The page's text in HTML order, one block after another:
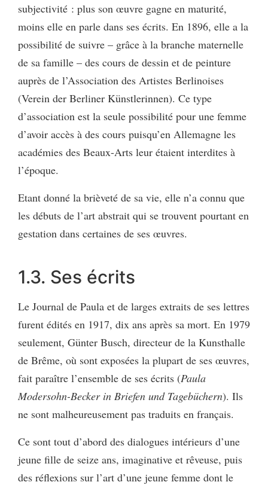
subjectivité : plus son œuvre gagne en maturité,
moins elle en parle dans ses écrits. En 1896, elle a la
possibilité de suivre – grâce à la branche maternelle
de sa famille – des cours de dessin et de peinture
auprès de l’Association des Artistes Berlinoises
(Verein der Berliner Künstlerinnen). Ce type
d’association est la seule possibilité pour une femme
d’avoir accès à des cours puisqu’en Allemagne les
académies des Beaux-Arts leur étaient interdites à
l’époque.
Etant donné la brièveté de sa vie, elle n’a connu que
les débuts de l’art abstrait qui se trouvent pourtant en
gestation dans certaines de ses œuvres.
1.3. Ses écrits
Le Journal de Paula et de larges extraits de ses lettres
furent édités en 1917, dix ans après sa mort. En 1979
seulement, Günter Busch, directeur de la Kunsthalle
de Brême, où sont exposées la plupart de ses œuvres,
fait paraître l’ensemble de ses écrits (Paula
Modersohn-Becker in Briefen und Tagebüchern). Ils
ne sont malheureusement pas traduits en français.
Ce sont tout d’abord des dialogues intérieurs d’une
jeune fille de seize ans, imaginative et rêveuse, puis
des réflexions sur l’art d’une jeune femme dont le